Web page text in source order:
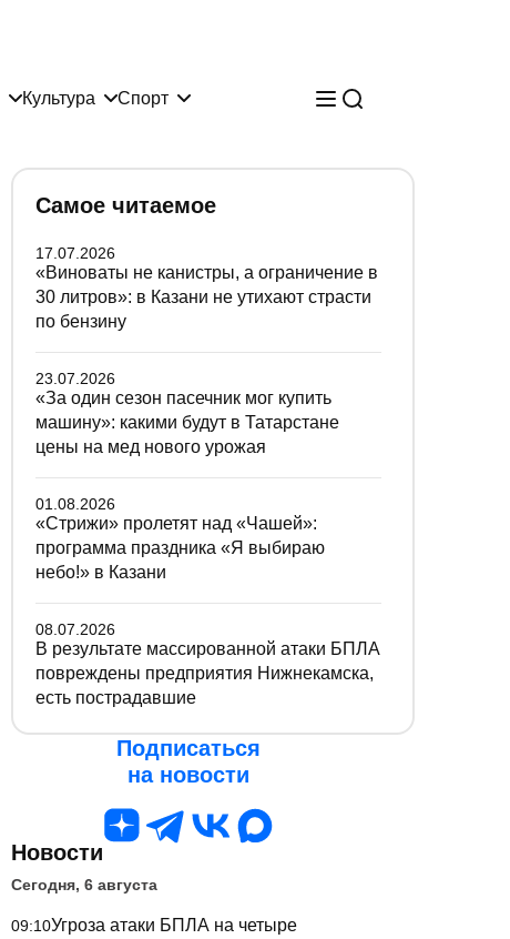
Культура Спорт
Самое читаемое
17.07.2026
«Виноваты не канистры, а ограничение в
30 литров»: в Казани не утихают страсти
по бензину
23.07.2026
«За один сезон пасечник мог купить
машину»: какими будут в Татарстане
цены на мед нового урожая
01.08.2026
«Стрижи» пролетят над «Чашей»:
программа праздника «Я выбираю
небо!» в Казани
08.07.2026
В результате массированной атаки БПЛА
повреждены предприятия Нижнекамска,
есть пострадавшие
Подписаться
на новости
Новости
Сегодня, 6 августа
09:10Угроза атаки БПЛА на четыре